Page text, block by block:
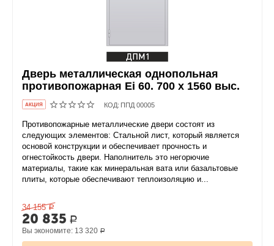
Дверь металлическая однопольная
противопожарная Ei 60. 700 x 1560 выс.
AКЦИЯ КОД: ППД 00005
Противопожарные металлические двери состоят из
следующих элементов: Стальной лист, который является
основой конструкции и обеспечивает прочность и
огнестойкость двери. Наполнитель это негорючие
материалы, такие как минеральная вата или базальтовые
плиты, которые обеспечивают теплоизоляцию и...
34 155 Р
20 835 Р
Вы экономите: 13 320 Р